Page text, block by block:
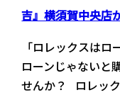
吉』横須賀中央店
「ロレックスは
ローンじゃないと
せんか？ ロレッ